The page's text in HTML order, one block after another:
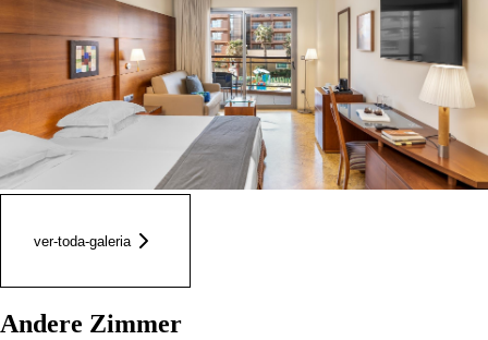
ver-toda-galeria
Andere Zimmer